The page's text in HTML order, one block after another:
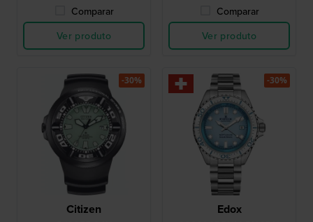
Comparar
Ver produto
Comparar
Ver produto
Citizen
-30%
Edox
-30%